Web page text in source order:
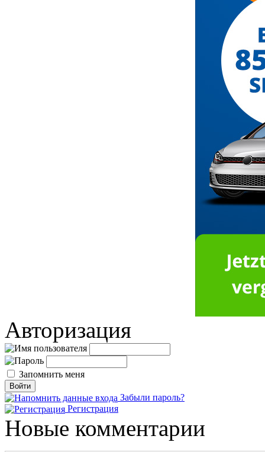
Авторизация
Запомнить меня
Забыли пароль?
Регистрация
Новые комментарии